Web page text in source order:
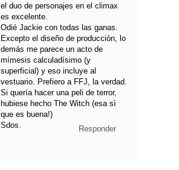
el duo de personajes en el climax
es excelente.
Odié Jackie con todas las ganas.
Excepto el diseño de producciòn, lo
demás me parece un acto de
mímesis calculadísimo (y
superficial) y eso incluye al
vestuario. Prefiero a FFJ, la verdad.
Si quería hacer una peli de terror,
hubiese hecho The Witch (esa sì
que es buena!)
Sdos.
Responder